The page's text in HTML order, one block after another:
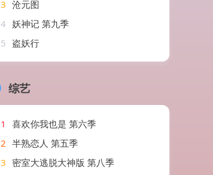
3 沧元图
4 妖神记 第九季
5 盗妖行
综艺
1
喜欢你我也是 第六季
2 半熟恋人 第五季
3 密室大逃脱大神版 第八季